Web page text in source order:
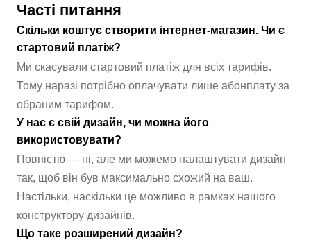
Часті питання
Скільки коштує створити інтернет-магазин. Чи є
стартовий платіж?
Ми скасували стартовий платіж для всіх тарифів.
Тому наразі потрібно оплачувати лише абонплату за
обраним тарифом.
У нас є свій дизайн, чи можна його
використовувати?
Повністю — ні, але ми можемо налаштувати дизайн
так, щоб він був максимально схожий на ваш.
Настільки, наскільки це можливо в рамках нашого
конструктору дизайнів.
Що таке розширений дизайн?